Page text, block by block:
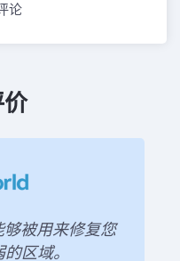
论
被用来修复您
区域。